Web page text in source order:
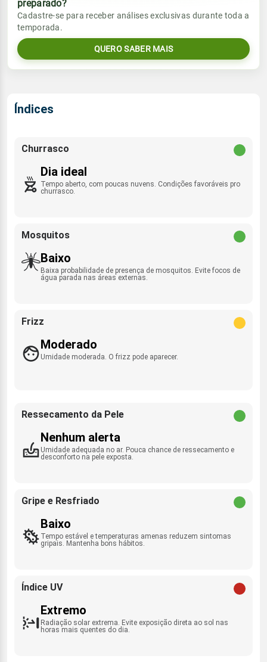
Umidade do ar
56%95%
Rajada de vento
Sol
05:40h às 17:24h
Lua
Chuva
0.0mm
Umidade do ar
Vento
SE - 8km/h
Rajada de vento
Sol
preparado?
Cadastre-se para receber análises exclusivas durante toda a
temporada.
QUERO SABER MAIS
Índices
Churrasco
Dia ideal
Tempo aberto, com poucas nuvens. Condições favoráveis pro
churrasco.
Mosquitos
Baixo
Baixa probabilidade de presença de mosquitos. Evite focos de
água parada nas áreas externas.
Frizz
Moderado
Umidade moderada. O frizz pode aparecer.
Ressecamento da Pele
Nenhum alerta
Umidade adequada no ar. Pouca chance de ressecamento e
desconforto na pele exposta.
Gripe e Resfriado
Baixo
Tempo estável e temperaturas amenas reduzem sintomas
gripais. Mantenha bons hábitos.
Índice UV
Extremo
Radiação solar extrema. Evite exposição direta ao sol nas
horas mais quentes do dia.